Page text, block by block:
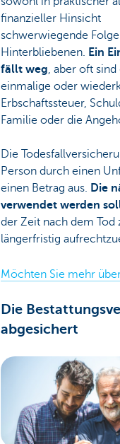
finanzieller Hinsicht
schwerwiegende
Hinterbliebenen.
Ein
fällt weg , aber oft
einmalige oder
Erbschaftssteuer,
Familie oder die
Die
Person durch einen
einen Betrag aus.
Die
verwendet werden
der Zeit nach dem Tod
längerfristig
Möchten Sie mehr
Die
abgesichert